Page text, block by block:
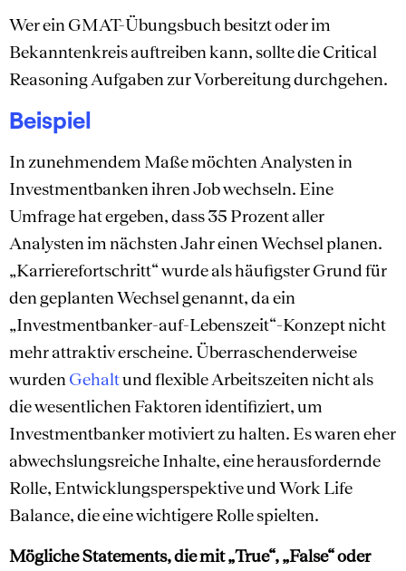
Wer ein GMAT-Übungsbuch besitzt oder im
Bekanntenkreis auftreiben kann, sollte die Critical
Reasoning Aufgaben zur Vorbereitung durchgehen.
Beispiel
In zunehmendem Maße möchten Analysten in
Investmentbanken ihren Job wechseln. Eine
Umfrage hat ergeben, dass 35 Prozent aller
Analysten im nächsten Jahr einen Wechsel planen.
„Karrierefortschritt“ wurde als häufigster Grund für
den geplanten Wechsel genannt, da ein
„Investmentbanker-auf-Lebenszeit“-Konzept nicht
mehr attraktiv erscheine. Überraschenderweise
wurden Gehaltund flexible Arbeitszeiten nicht als
die wesentlichen Faktoren identifiziert, um
Investmentbanker motiviert zu halten. Es waren eher
abwechslungsreiche Inhalte, eine herausfordernde
Rolle, Entwicklungsperspektive und Work Life
Balance, die eine wichtigere Rolle spielten.
Mögliche Statements, die mit „True“, „False“ oder